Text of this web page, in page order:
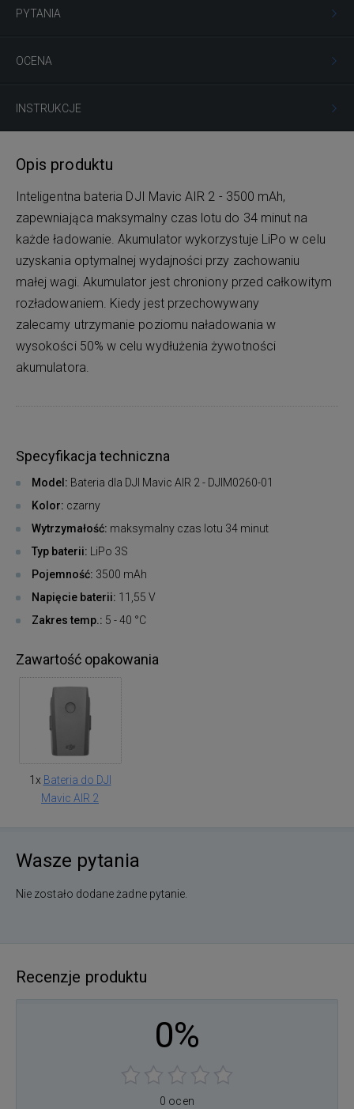
PYTANIA
OCENA
INSTRUKCJE
Opis produktu
Inteligentna bateria DJI Mavic AIR 2 - 3500 mAh,
zapewniająca maksymalny czas lotu do 34 minut na
każde ładowanie. Akumulator wykorzystuje LiPo w celu
uzyskania optymalnej wydajności przy zachowaniu
małej wagi. Akumulator jest chroniony przed całkowitym
rozładowaniem. Kiedy jest przechowywany
zalecamy utrzymanie poziomu naładowania w
wysokości 50% w celu wydłużenia żywotności
akumulatora.
Specyfikacja techniczna
Model: Bateria dla DJI Mavic AIR 2 - DJIM0260-01
Kolor: czarny
Wytrzymałość: maksymalny czas lotu 34 minut
Typ baterii: LiPo 3S
Pojemność: 3500 mAh
Napięcie baterii: 11,55 V
Zakres temp.: 5 - 40 °C
Zawartość opakowania
1x Bateria do DJI
Mavic AIR 2
Wasze pytania
Nie zostało dodane żadne pytanie.
Recenzje produktu
0%
0 ocen